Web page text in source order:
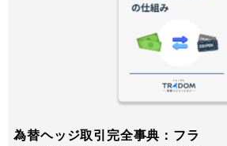
為替ヘッジ取引完全事典：フラ